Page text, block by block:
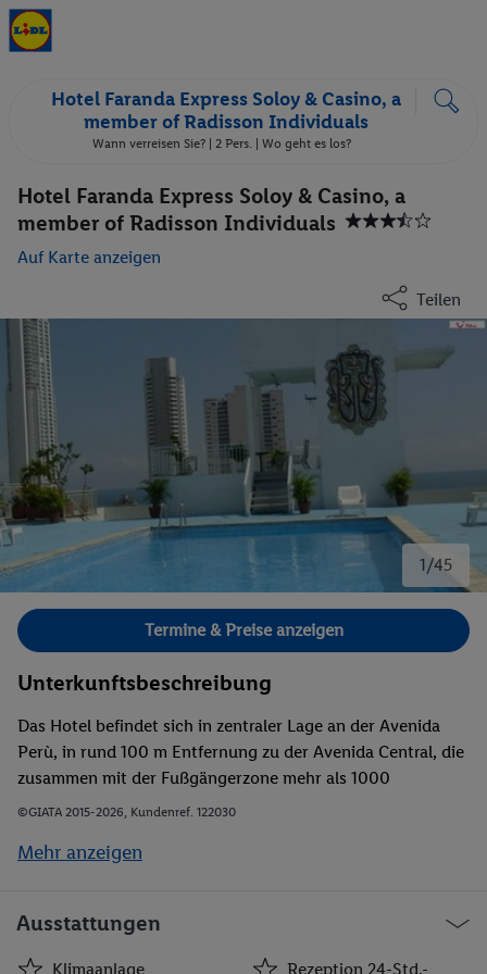
Hotel Faranda Express Soloy & Casino, a
member of Radisson Individuals
Wann verreisen Sie? | 2 Pers. | Wo geht es los?
Hotel Faranda Express Soloy & Casino, a
member of Radisson Individuals
Auf Karte anzeigen
Teilen
1/45
Bild 1 von 45.
Termine & Preise anzeigen
Unterkunftsbeschreibung
Das Hotel befindet sich in zentraler Lage an der Avenida
Perù, in rund 100 m Entfernung zu der Avenida Central, die
zusammen mit der Fußgängerzone mehr als 1000
Geschäfte bietet. Der Calidonia Geschäftssektor auf der
Häuserblock entfernt. Das Albrook-Einkaufszentrum, der
Avenida Balboa, die um die wunderschöne Bucht von
Panama führt, liegen nur 4 Häuserblocks.
©GIATA 2015-2026, Kundenref. 122030
Mehr anzeigen
Ausstattungen
Klimaanlage
Rezeption 24-Std.-